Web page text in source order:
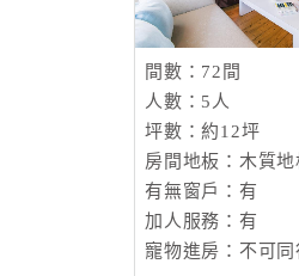
間數：72間
人數：5人
坪數：約12坪
房間地板：木質地
有無窗戶：有
加人服務：有
寵物進房：不可